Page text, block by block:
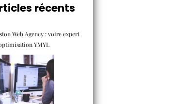
récents
Web Agency : votre expert
YMYL